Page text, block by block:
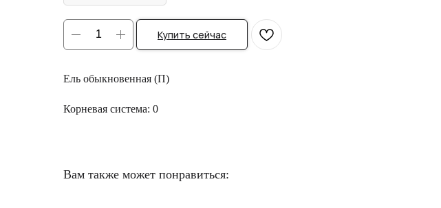
Купить сейчас
Ель обыкновенная (П)
Корневая система: 0
Вам также может понравиться: